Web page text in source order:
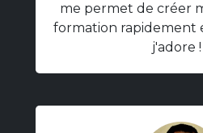
me permet de créer
formation rapidement
j'adore !